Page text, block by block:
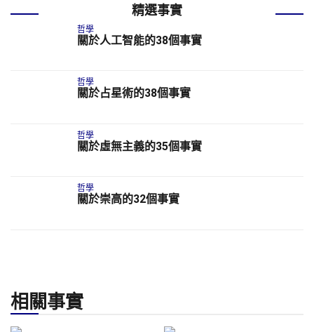
精選事實
哲學
關於人工智能的38個事實
哲學
關於占星術的38個事實
哲學
關於虛無主義的35個事實
哲學
關於崇高的32個事實
相關事實